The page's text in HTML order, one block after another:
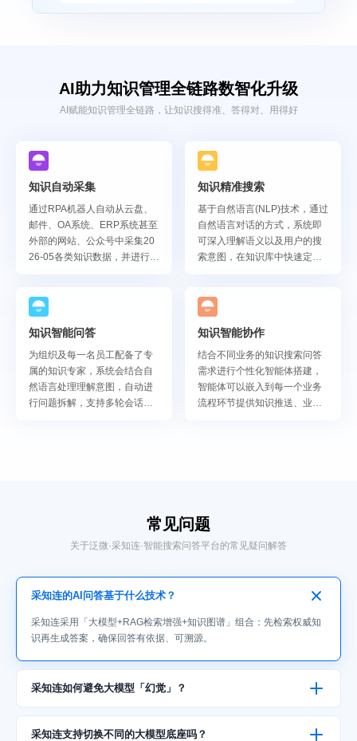
AI助力知识管理全链路数智化升级
AI赋能知识管理全链路，让知识搜得准、答得对、用得好
知识自动采集
通过RPA机器人自动从云盘、
邮件、OA系统、ERP系统甚至
外部的网站、公众号中采集20
26-05各类知识数据，并进行分
知识精准搜索
基于自然语言(NLP)技术，通过
自然语言对话的方式，系统即
可深入理解语义以及用户的搜
索意图，在知识库中快速定
知识智能问答
为组织及每一名员工配备了专
属的知识专家，系统会结合自
然语言处理理解意图，自动进
行问题拆解，支持多轮会话，
知识智能协作
结合不同业务的知识搜索问答
需求进行个性化智能体搭建，
智能体可以嵌入到每一个业务
流程环节提供知识推送、业务
常见问题
关于泛微·采知连·智能搜索问答平台的常见疑问解答
采知连的AI问答基于什么技术？
采知连采用「大模型+RAG检索增强+知识图谱」组合：先检索权威知
识再生成答案，确保回答有依据、可溯源。
采知连如何避免大模型「幻觉」？
采知连支持切换不同的大模型底座吗？